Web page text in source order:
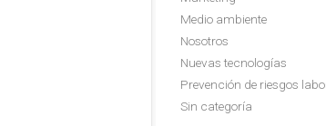
Medio ambiente
Nosotros
Nuevas tecnologías
Prevención de riesgos
Sin categoría